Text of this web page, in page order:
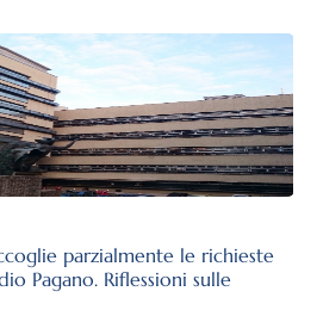
parzialmente le richieste
Pagano. Riflessioni sulle